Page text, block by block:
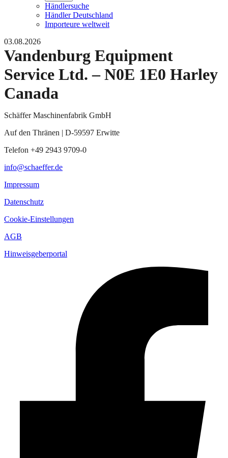
Händlersuche
Händler Deutschland
Importeure weltweit
03.08.2026
Vandenburg Equipment
Service Ltd. – N0E 1E0 Harley
Canada
Schäffer Maschinenfabrik GmbH
Auf den Thränen | D-59597 Erwitte
Telefon +49 2943 9709-0
info@schaeffer.de
Impressum
Datenschutz
Cookie-Einstellungen
AGB
Hinweisgeberportal